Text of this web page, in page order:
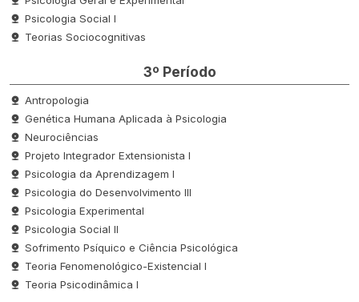
Psicologia Social I
Teorias Sociocognitivas
3º Período
Antropologia
Genética Humana Aplicada à Psicologia
Neurociências
Projeto Integrador Extensionista I
Psicologia da Aprendizagem I
Psicologia do Desenvolvimento III
Psicologia Experimental
Psicologia Social II
Sofrimento Psíquico e Ciência Psicológica
Teoria Fenomenológico-Existencial I
Teoria Psicodinâmica I